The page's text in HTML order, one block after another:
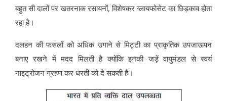
बहुत सी दालों पर खतरनाक रसायनों, विशेषकर ग्लायफोसेट का छिड़काव होता
रहा है।
दलहन की फसलों को अधिक उगाने से मिट्टी का प्राकृतिक उपजाऊपन
बनाए रखने में मदद मिलती है क्योंकि इनकी जड़ें वायुमंडल से स्वयं
नाइट्रोजन ग्रहण कर धरती को दे सकती हैं।